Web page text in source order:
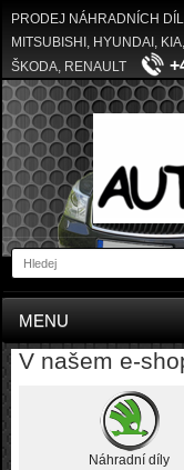
PRODEJ NÁHRADNÍCH
MITSUBISHI, HYUNDAI,
ŠKODA, RENAULT
MENU
V našem e-
Náhradní díly